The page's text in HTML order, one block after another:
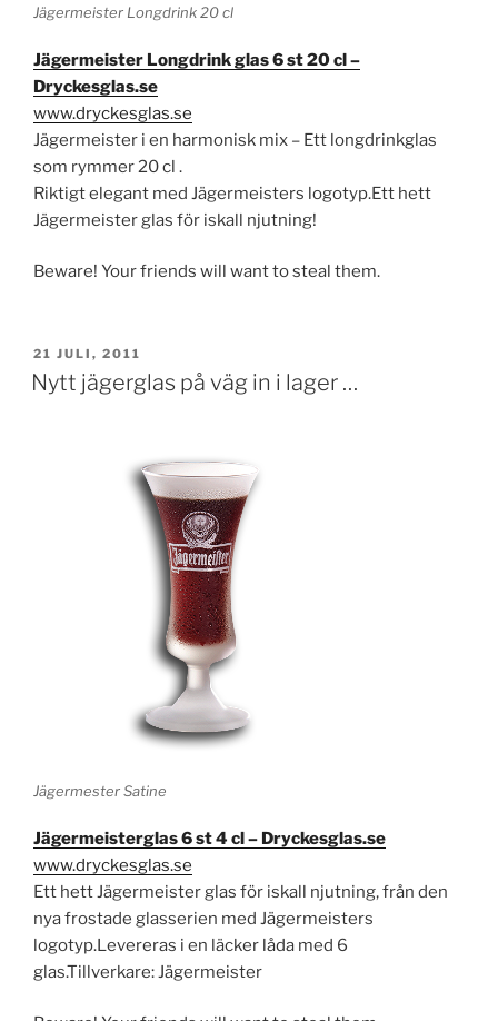
Jägermeister Longdrink 20 cl
Jägermeister Longdrink glas 6 st 20 cl –
Dryckesglas.se
www.dryckesglas.se
Jägermeister i en harmonisk mix – Ett longdrinkglas
som rymmer 20 cl .
Riktigt elegant med Jägermeisters logotyp.Ett hett
Jägermeister glas för iskall njutning!
Beware! Your friends will want to steal them.
PUBLICERAT
21 JULI, 2011
Nytt jägerglas på väg in i lager …
Jägermester Satine
Jägermeisterglas 6 st 4 cl – Dryckesglas.se
www.dryckesglas.se
Ett hett Jägermeister glas för iskall njutning, från den
nya frostade glasserien med Jägermeisters
logotyp.Levereras i en läcker låda med 6
glas.Tillverkare: Jägermeister